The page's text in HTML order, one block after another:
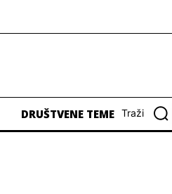
DRUŠTVENE TEME Traži